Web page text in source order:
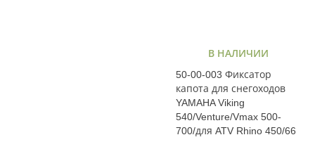
В НАЛИЧИИ
50-00-003 Фиксатор
капота для снегоходов
YAMAHA Viking
540/Venture/Vmax 500-
700/для ATV Rhino 450/66